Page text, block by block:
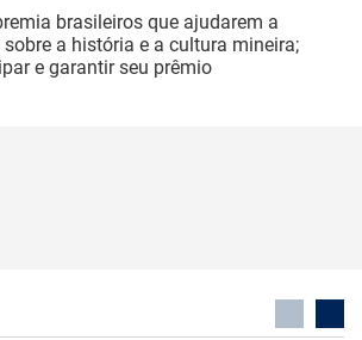
brasileiros que ajudarem a
a história e a cultura mineira;
e garantir seu prêmio